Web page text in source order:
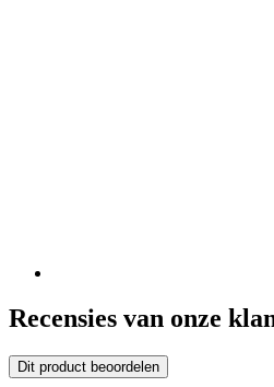
Recensies van onze
Dit product beoordelen